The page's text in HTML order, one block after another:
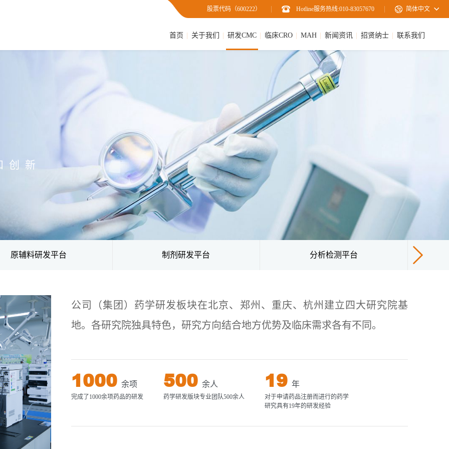
股票代码（600222） Hotline服务热线:010-83057670 简体中文
首页 关于我们 研发CMC 临床CRO MAH 新闻资讯 招贤纳士 联系我们
创新
原辅料研发平台 制剂研发平台 分析检测平台
公司（集团）药学研发板块在北京、郑州、重庆、杭州建立四大研究院基
地。各研究院独具特色，研究方向结合地方优势及临床需求各有不同。
1000 余项
完成了1000余项药品的研发
500 余人
药学研发版块专业团队500余人
19 年
对于申请药品注册而进行的药学
研究具有19年的研发经验